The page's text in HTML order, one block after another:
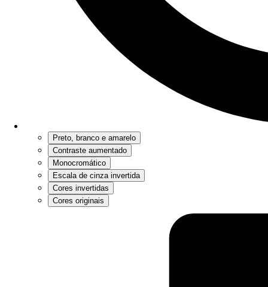
Preto, branco e amarelo
Contraste aumentado
Monocromático
Escala de cinza invertida
Cores invertidas
Cores originais